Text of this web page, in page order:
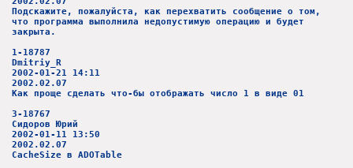
Подскажите, пожалуйста, как перехватить сообщение о том,
что программа выполнила недопустимую операцию и будет
закрыта.
1-18787
Dmitriy_R
2002-01-21 14:11
2002.02.07
Как проще сделать что-бы отображать число 1 в виде 01
3-18767
Сидоров Юрий
2002-01-11 13:50
2002.02.07
CacheSize в ADOTable